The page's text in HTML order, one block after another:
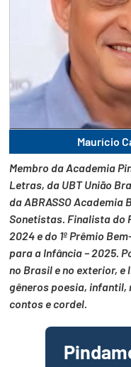
Maurício
Membro da Academia
Letras, da UBT União
da ABRASSO Academia
Sonetistas. Finalista do
2024 e do 1º Prêmio
para a Infância – 2025.
no Brasil e no exterior,
gêneros poesia, infantil,
contos e cordel.